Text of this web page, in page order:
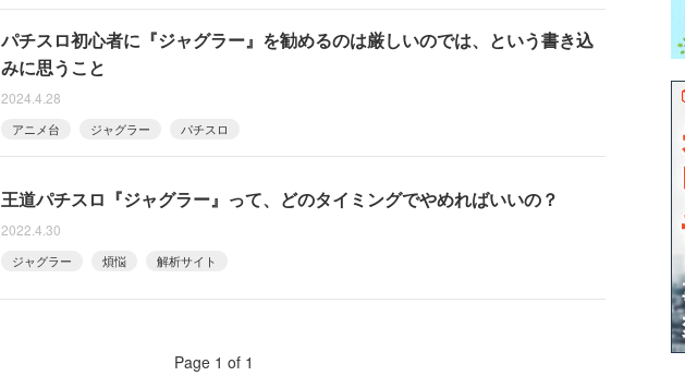
パチスロ初心者に『ジャグラー』を勧めるのは厳しいのでは、という書き込
みに思うこと
2024.4.28
アニメ台 ジャグラー パチスロ
王道パチスロ『ジャグラー』って、どのタイミングでやめればいいの？
2022.4.30
ジャグラー 煩悩 解析サイト
Page 1 of 1